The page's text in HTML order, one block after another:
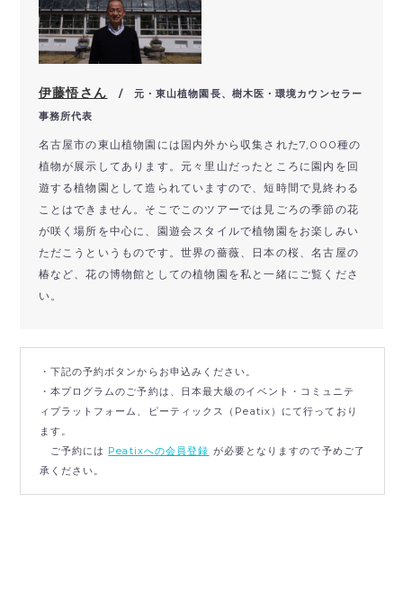
伊藤悟さん
/ 元・東山植物園長、樹木医・環境カウンセラー
事務所代表
名古屋市の東山植物園には国内外から収集された7,000種の
植物が展示してあります。元々里山だったところに園内を回
遊する植物園として造られていますので、短時間で見終わる
ことはできません。そこでこのツアーでは見ごろの季節の花
が咲く場所を中心に、園遊会スタイルで植物園をお楽しみい
ただこうというものです。世界の薔薇、日本の桜、名古屋の
椿など、花の博物館としての植物園を私と一緒にご覧くださ
い。
・下記の予約ボタンからお申込みください。
・本プログラムのご予約は、日本最大級のイベント・コミュニテ
ィプラットフォーム、ピーティックス（Peatix）にて行っており
ます。
ご予約には Peatixへの会員登録 が必要となりますので予めご了
承ください。